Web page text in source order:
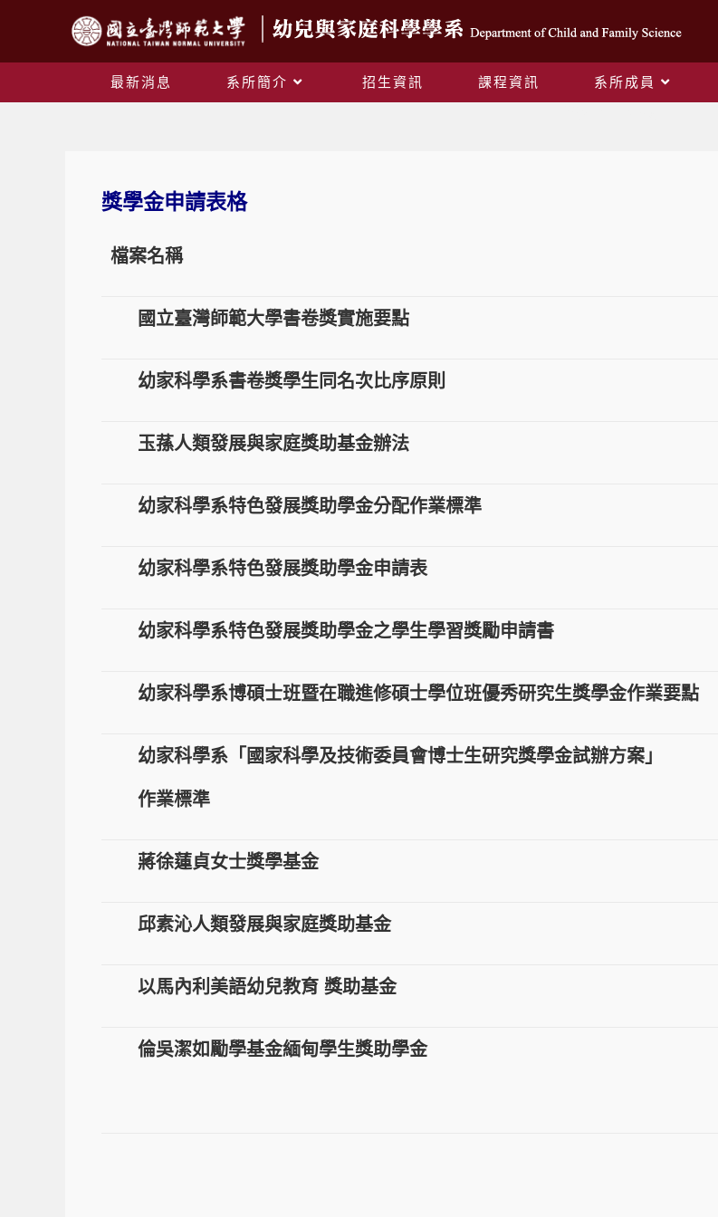
最新消息 系所簡介 招生資訊 課程資訊 系所成員
獎學金申請表格
檔案名稱
國立臺灣師範大學書卷獎實施要點
幼家科學系書卷獎學生同名次比序原則
玉蓀人類發展與家庭獎助基金辦法
幼家科學系特色發展獎助學金分配作業標準
幼家科學系特色發展獎助學金申請表
幼家科學系特色發展獎助學金之學生學習獎勵申請書
幼家科學系博碩士班暨在職進修碩士學位班優秀研究生獎學金作業要點
幼家科學系「國家科學及技術委員會博士生研究獎學金試辦方案」
作業標準
蔣徐蓮貞女士獎學基金
邱素沁人類發展與家庭獎助基金
以馬內利美語幼兒教育 獎助基金
倫吳潔如勵學基金緬甸學生獎助學金